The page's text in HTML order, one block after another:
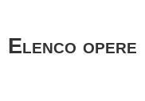
Elenco opere